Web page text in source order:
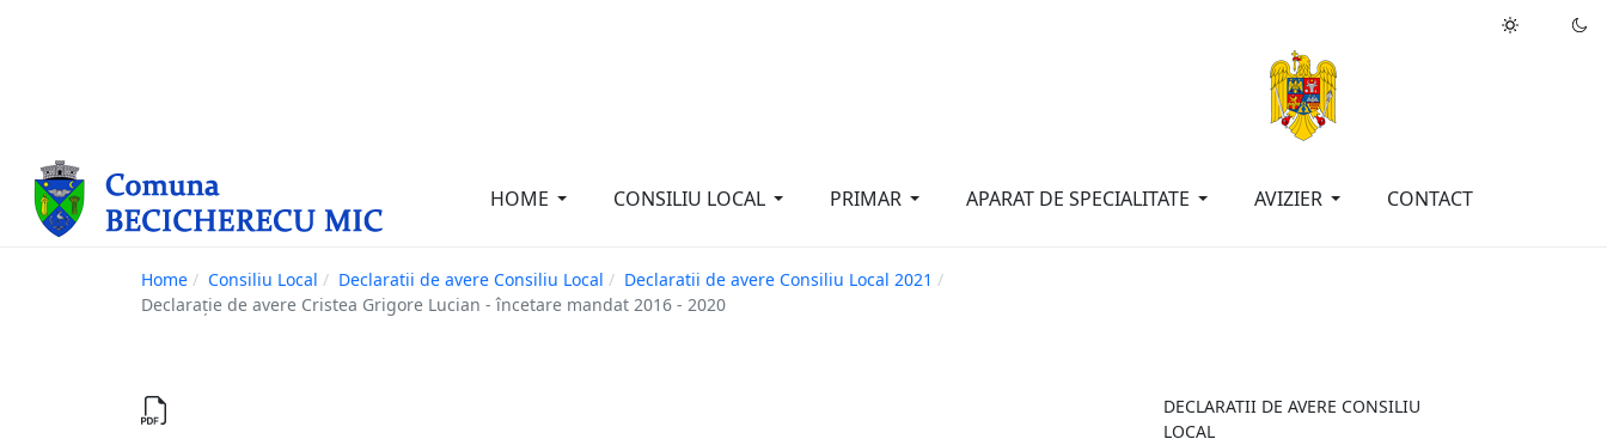
HOME CONSILIU LOCAL PRIMAR APARAT DE SPECIALITATE AVIZIER CONTACT
Home Consiliu Local Declaratii de avere Consiliu Local
Declaratii de avere Consiliu Local 2021
Declarație de avere Cristea Grigore Lucian - încetare mandat 2016 - 2020
DECLARATII DE AVERE CONSILIU
LOCAL